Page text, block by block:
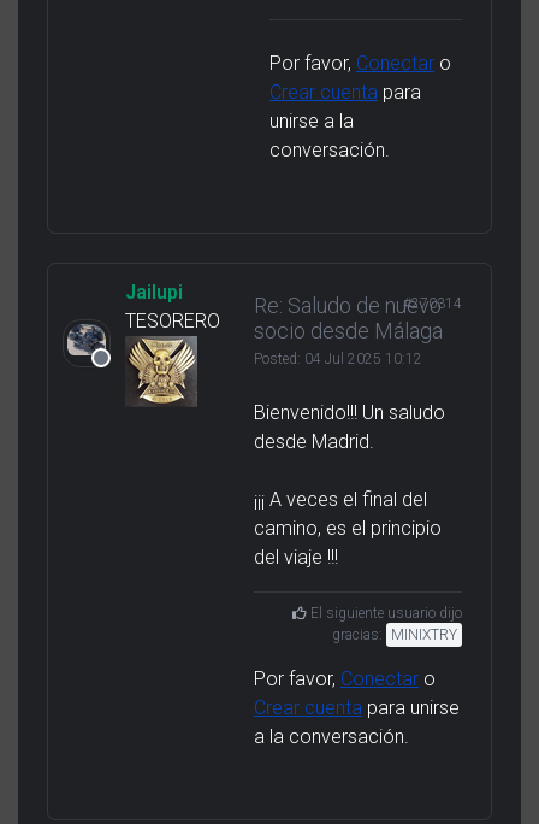
Por favor, Conectar o
Crear cuenta para
unirse a la
conversación.
Jailupi
TESORERO
Re: Saludo de nuevo
socio desde Málaga
Posted: 04 Jul 2025 10:12
#270314
Bienvenido!!! Un saludo
desde Madrid.
¡¡¡ A veces el final del
camino, es el principio
del viaje !!!
El siguiente usuario dijo
gracias:
MINIXTRY
Por favor, Conectar o
Crear cuenta para unirse
a la conversación.